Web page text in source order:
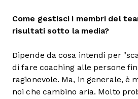
Come gestisci i membri del
risultati sotto la media?
Dipende da cosa intendi per
di fare coaching alle persone
ragionevole. Ma, in generale, è
noi che cambino aria. Molto